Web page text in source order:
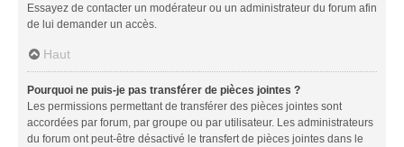
Essayez de contacter un modérateur ou un administrateur du forum afin
de lui demander un accès.
Haut
Pourquoi ne puis-je pas transférer de pièces jointes ?
Les permissions permettant de transférer des pièces jointes sont
accordées par forum, par groupe ou par utilisateur. Les administrateurs
du forum ont peut-être désactivé le transfert de pièces jointes dans le